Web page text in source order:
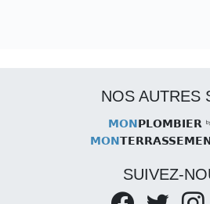
NOS AUTRES
MONPLOMBIER
MON
SUIVEZ-